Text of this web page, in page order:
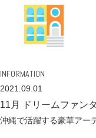
INFORMATION
2021.09.01
11月 ドリームファン
沖縄で活躍する豪華アー